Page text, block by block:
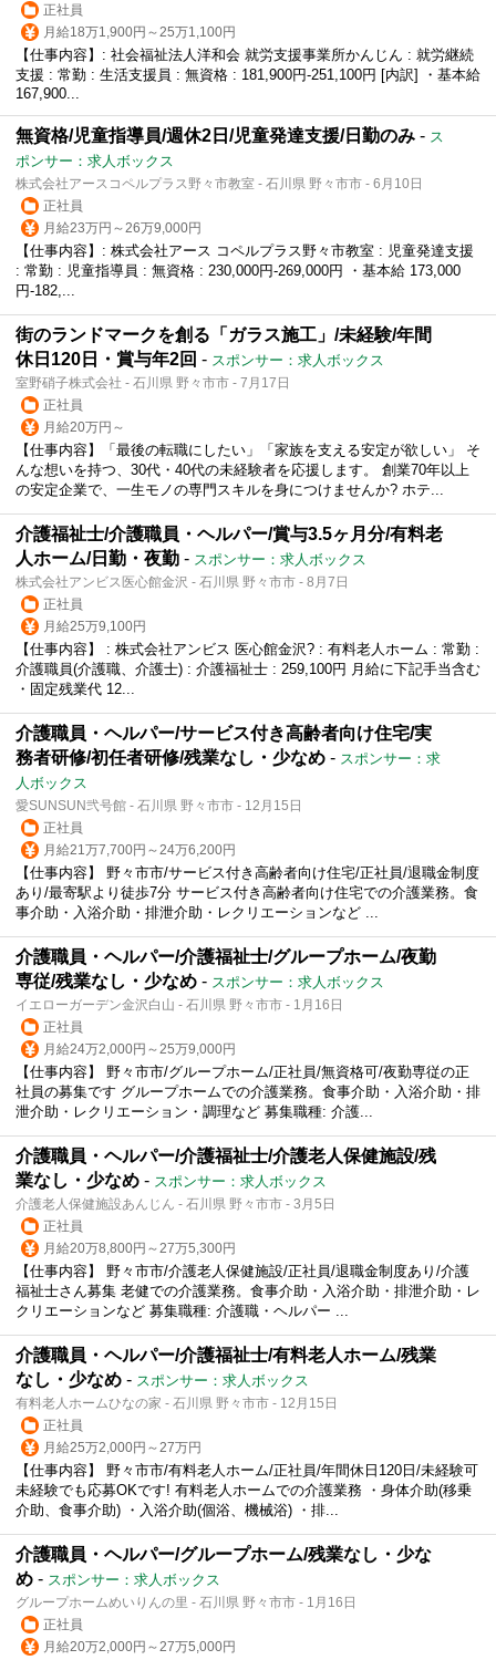
正社員
月給18万1,900円～25万1,100円
【仕事内容】: 社会福祉法人洋和会 就労支援事業所かんじん : 就労継続
支援 : 常勤 : 生活支援員 : 無資格 : 181,900円-251,100円 [内訳] ・基本給
167,900...
無資格/児童指導員/週休2日/児童発達支援/日勤のみ - ス
ポンサー：求人ボックス
株式会社アースコペルプラス野々市教室 - 石川県 野々市市 - 6月10日
正社員
月給23万円～26万9,000円
【仕事内容】: 株式会社アース コペルプラス野々市教室 : 児童発達支援
: 常勤 : 児童指導員 : 無資格 : 230,000円-269,000円 ・基本給 173,000
円-182,...
街のランドマークを創る「ガラス施工」/未経験/年間
休日120日・賞与年2回 - スポンサー：求人ボックス
室野硝子株式会社 - 石川県 野々市市 - 7月17日
正社員
月給20万円～
【仕事内容】「最後の転職にしたい」「家族を支える安定が欲しい」 そ
んな想いを持つ、30代・40代の未経験者を応援します。 創業70年以上
の安定企業で、一生モノの専門スキルを身につけませんか? ホテ...
介護福祉士/介護職員・ヘルパー/賞与3.5ヶ月分/有料老
人ホーム/日勤・夜勤 - スポンサー：求人ボックス
株式会社アンビス医心館金沢 - 石川県 野々市市 - 8月7日
正社員
月給25万9,100円
【仕事内容】 : 株式会社アンビス 医心館金沢? : 有料老人ホーム : 常勤 :
介護職員(介護職、介護士) : 介護福祉士 : 259,100円 月給に下記手当含む
・固定残業代 12...
介護職員・ヘルパー/サービス付き高齢者向け住宅/実
務者研修/初任者研修/残業なし・少なめ - スポンサー：求
人ボックス
愛SUNSUN弐号館 - 石川県 野々市市 - 12月15日
正社員
月給21万7,700円～24万6,200円
【仕事内容】 野々市市/サービス付き高齢者向け住宅/正社員/退職金制度
あり/最寄駅より徒歩7分 サービス付き高齢者向け住宅での介護業務。食
事介助・入浴介助・排泄介助・レクリエーションなど ...
介護職員・ヘルパー/介護福祉士/グループホーム/夜勤
専従/残業なし・少なめ - スポンサー：求人ボックス
イエローガーデン金沢白山 - 石川県 野々市市 - 1月16日
正社員
月給24万2,000円～25万9,000円
【仕事内容】 野々市市/グループホーム/正社員/無資格可/夜勤専従の正
社員の募集です グループホームでの介護業務。食事介助・入浴介助・排
泄介助・レクリエーション・調理など 募集職種: 介護...
介護職員・ヘルパー/介護福祉士/介護老人保健施設/残
業なし・少なめ - スポンサー：求人ボックス
介護老人保健施設あんじん - 石川県 野々市市 - 3月5日
正社員
月給20万8,800円～27万5,300円
【仕事内容】 野々市市/介護老人保健施設/正社員/退職金制度あり/介護
福祉士さん募集 老健での介護業務。食事介助・入浴介助・排泄介助・レ
クリエーションなど 募集職種: 介護職・ヘルパー ...
介護職員・ヘルパー/介護福祉士/有料老人ホーム/残業
なし・少なめ - スポンサー：求人ボックス
有料老人ホームひなの家 - 石川県 野々市市 - 12月15日
正社員
月給25万2,000円～27万円
【仕事内容】 野々市市/有料老人ホーム/正社員/年間休日120日/未経験可
未経験でも応募OKです! 有料老人ホームでの介護業務 ・身体介助(移乗
介助、食事介助) ・入浴介助(個浴、機械浴) ・排...
介護職員・ヘルパー/グループホーム/残業なし・少な
め - スポンサー：求人ボックス
グループホームめいりんの里 - 石川県 野々市市 - 1月16日
正社員
月給20万2,000円～27万5,000円